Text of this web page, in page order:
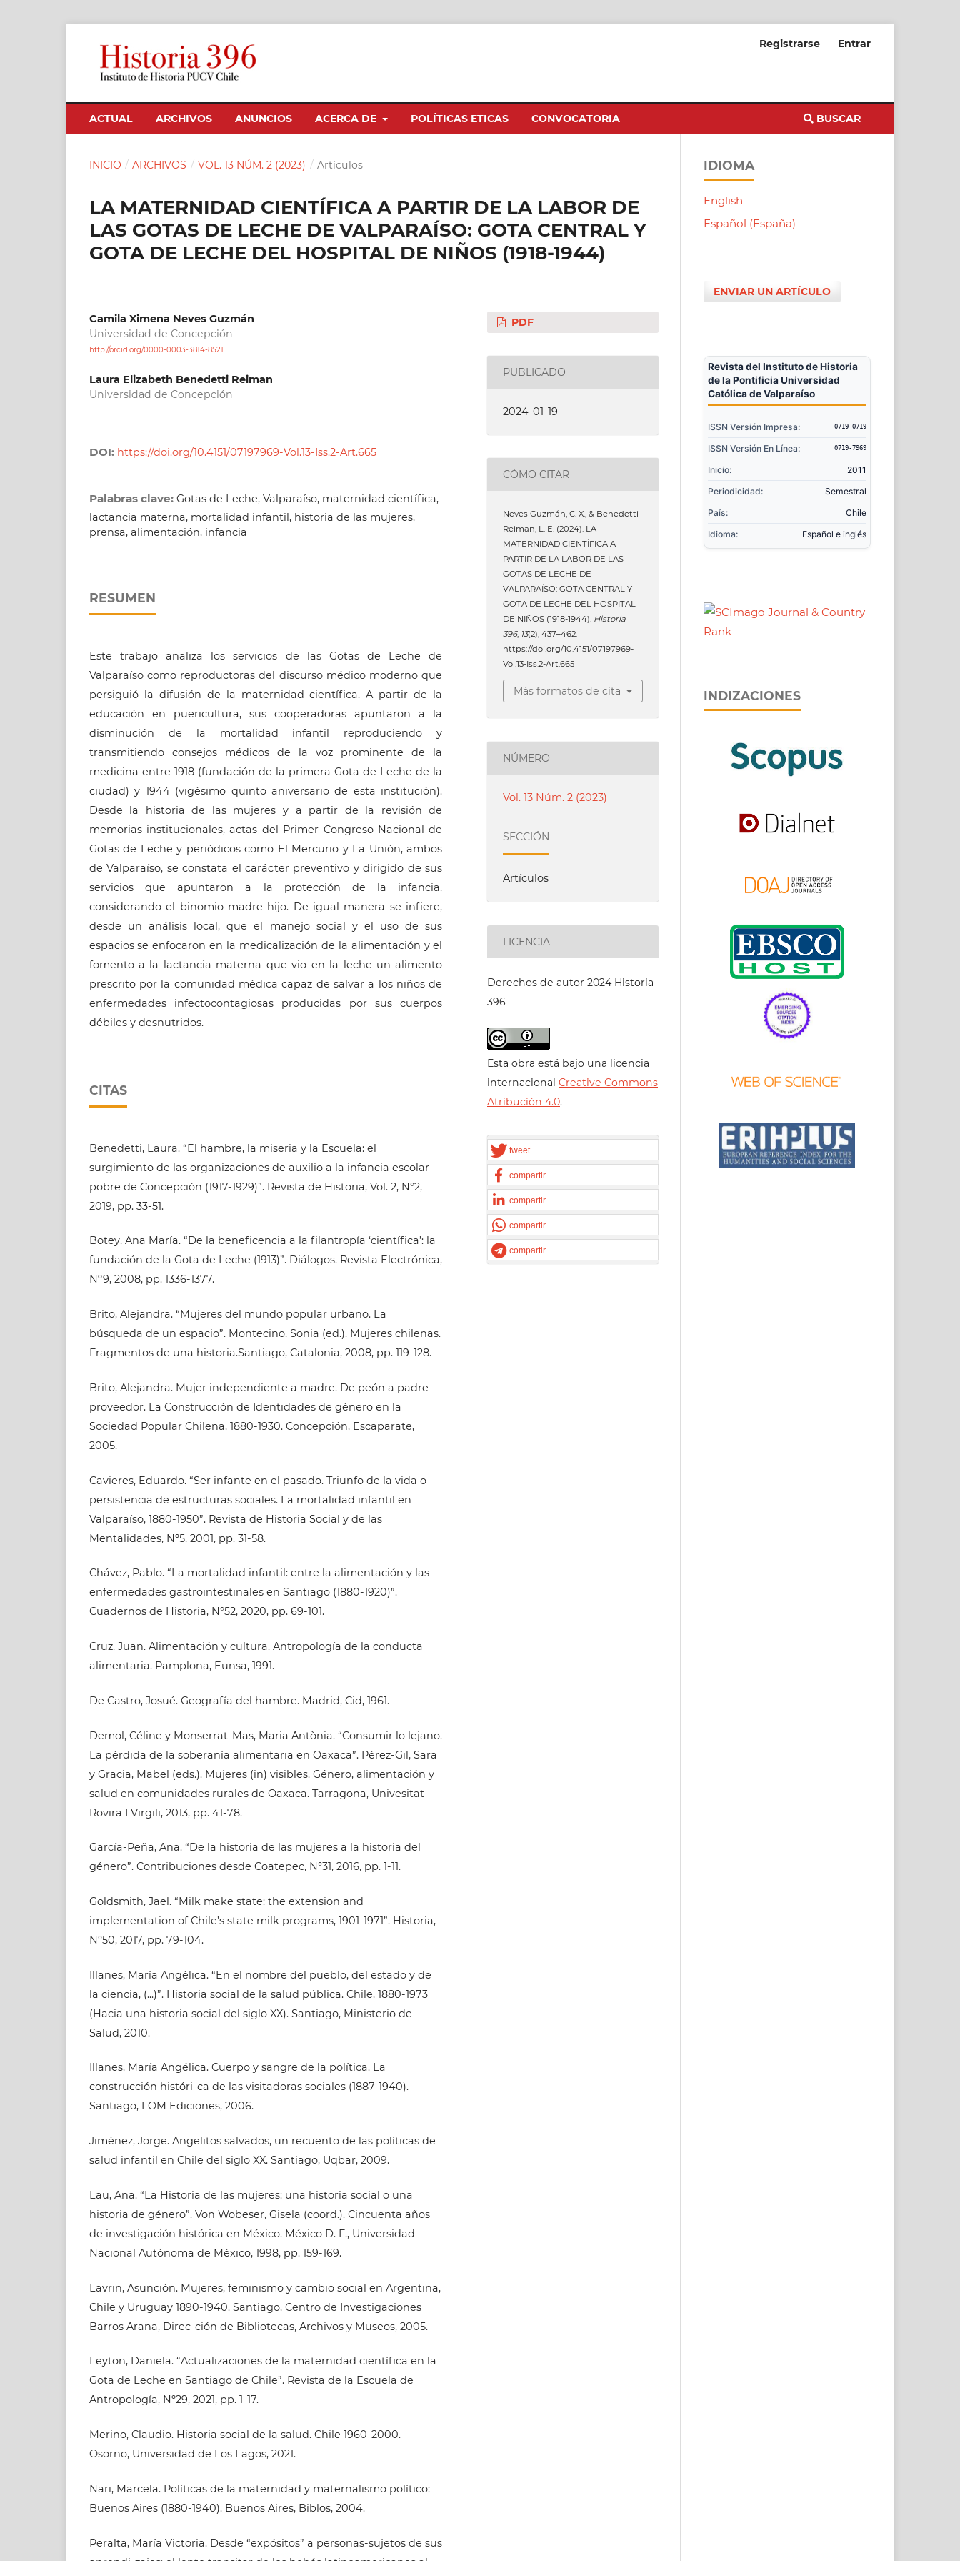
ACTUAL ARCHIVOS ANUNCIOS ACERCA DE POLÍTICAS ETICAS CONVOCATORIA BUSCAR
Registrarse Entrar
INICIO / ARCHIVOS / VOL. 13 NÚM. 2 (2023) / Artículos
LA MATERNIDAD CIENTÍFICA A PARTIR DE LA LABOR DE
LAS GOTAS DE LECHE DE VALPARAÍSO: GOTA CENTRAL Y
GOTA DE LECHE DEL HOSPITAL DE NIÑOS (1918-1944)
Camila Ximena Neves Guzmán
Universidad de Concepción
http://orcid.org/0000-0003-3814-8521
Laura Elizabeth Benedetti Reiman
Universidad de Concepción
DOI: https://doi.org/10.4151/07197969-Vol.13-Iss.2-Art.665
Palabras clave: Gotas de Leche, Valparaíso, maternidad científica,
lactancia materna, mortalidad infantil, historia de las mujeres,
prensa, alimentación, infancia
RESUMEN
Este trabajo analiza los servicios de las Gotas de Leche de
Valparaíso como reproductoras del discurso médico moderno que
persiguió la difusión de la maternidad científica. A partir de la
educación en puericultura, sus cooperadoras apuntaron a la
disminución de la mortalidad infantil reproduciendo y
transmitiendo consejos médicos de la voz prominente de la
medicina entre 1918 (fundación de la primera Gota de Leche de la
ciudad) y 1944 (vigésimo quinto aniversario de esta institución).
Desde la historia de las mujeres y a partir de la revisión de
memorias institucionales, actas del Primer Congreso Nacional de
Gotas de Leche y periódicos como El Mercurio y La Unión, ambos
de Valparaíso, se constata el carácter preventivo y dirigido de sus
servicios que apuntaron a la protección de la infancia,
considerando el binomio madre-hijo. De igual manera se infiere,
desde un análisis local, que el manejo social y el uso de sus
espacios se enfocaron en la medicalización de la alimentación y el
fomento a la lactancia materna que vio en la leche un alimento
prescrito por la comunidad médica capaz de salvar a los niños de
enfermedades infectocontagiosas producidas por sus cuerpos
débiles y desnutridos.
CITAS
Benedetti, Laura. “El hambre, la miseria y la Escuela: el
surgimiento de las organizaciones de auxilio a la infancia escolar
pobre de Concepción (1917-1929)”. Revista de Historia, Vol. 2, N°2,
2019, pp. 33-51.
Botey, Ana María. “De la beneficencia a la filantropía ‘científica’: la
fundación de la Gota de Leche (1913)”. Diálogos. Revista Electrónica,
Nº9, 2008, pp. 1336-1377.
Brito, Alejandra. “Mujeres del mundo popular urbano. La
búsqueda de un espacio”. Montecino, Sonia (ed.). Mujeres chilenas.
Fragmentos de una historia.Santiago, Catalonia, 2008, pp. 119-128.
Brito, Alejandra. Mujer independiente a madre. De peón a padre
proveedor. La Construcción de Identidades de género en la
Sociedad Popular Chilena, 1880-1930. Concepción, Escaparate,
2005.
Cavieres, Eduardo. “Ser infante en el pasado. Triunfo de la vida o
persistencia de estructuras sociales. La mortalidad infantil en
Valparaíso, 1880-1950”. Revista de Historia Social y de las
Mentalidades, Nº5, 2001, pp. 31-58.
Chávez, Pablo. “La mortalidad infantil: entre la alimentación y las
enfermedades gastrointestinales en Santiago (1880-1920)”.
Cuadernos de Historia, N°52, 2020, pp. 69-101.
Cruz, Juan. Alimentación y cultura. Antropología de la conducta
alimentaria. Pamplona, Eunsa, 1991.
De Castro, Josué. Geografía del hambre. Madrid, Cid, 1961.
Demol, Céline y Monserrat-Mas, Maria Antònia. “Consumir lo lejano.
La pérdida de la soberanía alimentaria en Oaxaca”. Pérez-Gil, Sara
y Gracia, Mabel (eds.). Mujeres (in) visibles. Género, alimentación y
salud en comunidades rurales de Oaxaca. Tarragona, Univesitat
Rovira I Virgili, 2013, pp. 41-78.
García-Peña, Ana. “De la historia de las mujeres a la historia del
género”. Contribuciones desde Coatepec, N°31, 2016, pp. 1-11.
Goldsmith, Jael. “Milk make state: the extension and
implementation of Chile’s state milk programs, 1901-1971”. Historia,
N°50, 2017, pp. 79-104.
Illanes, María Angélica. “En el nombre del pueblo, del estado y de
la ciencia, (...)”. Historia social de la salud pública. Chile, 1880-1973
(Hacia una historia social del siglo XX). Santiago, Ministerio de
Salud, 2010.
Illanes, María Angélica. Cuerpo y sangre de la política. La
construcción históri-ca de las visitadoras sociales (1887-1940).
Santiago, LOM Ediciones, 2006.
Jiménez, Jorge. Angelitos salvados, un recuento de las políticas de
salud infantil en Chile del siglo XX. Santiago, Uqbar, 2009.
Lau, Ana. “La Historia de las mujeres: una historia social o una
historia de género”. Von Wobeser, Gisela (coord.). Cincuenta años
de investigación histórica en México. México D. F., Universidad
Nacional Autónoma de México, 1998, pp. 159-169.
Lavrin, Asunción. Mujeres, feminismo y cambio social en Argentina,
Chile y Uruguay 1890-1940. Santiago, Centro de Investigaciones
Barros Arana, Direc-ción de Bibliotecas, Archivos y Museos, 2005.
Leyton, Daniela. “Actualizaciones de la maternidad científica en la
Gota de Leche en Santiago de Chile”. Revista de la Escuela de
Antropología, Nº29, 2021, pp. 1-17.
Merino, Claudio. Historia social de la salud. Chile 1960-2000.
Osorno, Universidad de Los Lagos, 2021.
Nari, Marcela. Políticas de la maternidad y maternalismo político:
Buenos Aires (1880-1940). Buenos Aires, Biblos, 2004.
Peralta, María Victoria. Desde “expósitos” a personas-sujetos de sus
PDF
PUBLICADO
2024-01-19
CÓMO CITAR
Neves Guzmán, C. X., & Benedetti
Reiman, L. E. (2024). LA
MATERNIDAD CIENTÍFICA A
PARTIR DE LA LABOR DE LAS
GOTAS DE LECHE DE
VALPARAÍSO: GOTA CENTRAL Y
GOTA DE LECHE DEL HOSPITAL
DE NIÑOS (1918-1944). Historia
396, 13(2), 437–462.
https://doi.org/10.4151/07197969-
Vol.13-Iss.2-Art.665
Más formatos de cita
NÚMERO
Vol. 13 Núm. 2 (2023)
SECCIÓN
Artículos
LICENCIA
Derechos de autor 2024 Historia
396
Esta obra está bajo una licencia
internacional Creative Commons
Atribución 4.0.
tweet
compartir
compartir
compartir
compartir
IDIOMA
English
Español (España)
ENVIAR UN ARTÍCULO
Revista del Instituto de Historia
de la Pontificia Universidad
Católica de Valparaíso
ISSN Versión Impresa: 0719-0719
ISSN Versión En Línea: 0719-7969
Inicio:
2011
Periodicidad:
Semestral
País:
Chile
Idioma:
Español e inglés
INDIZACIONES